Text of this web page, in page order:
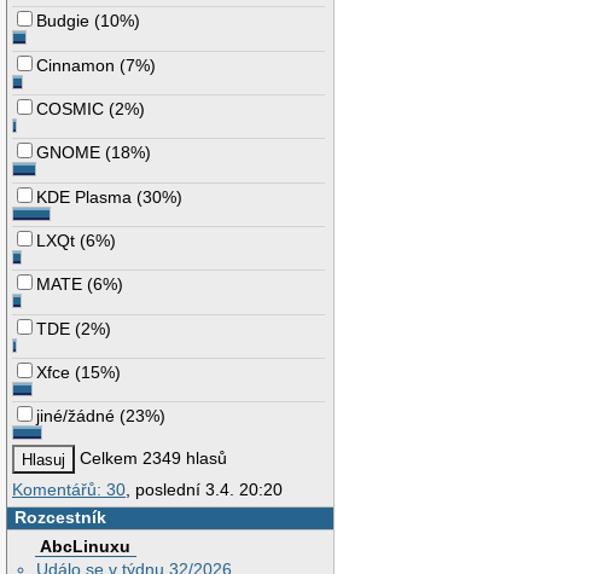
Budgie (10%)
Cinnamon (7%)
COSMIC (2%)
GNOME (18%)
KDE Plasma (30%)
LXQt (6%)
MATE (6%)
TDE (2%)
Xfce (15%)
jiné/žádné (23%)
Celkem 2349 hlasů
Komentářů: 30 , poslední 3.4. 20:20
Rozcestník
AbcLinuxu
Událo se v týdnu 32/2026